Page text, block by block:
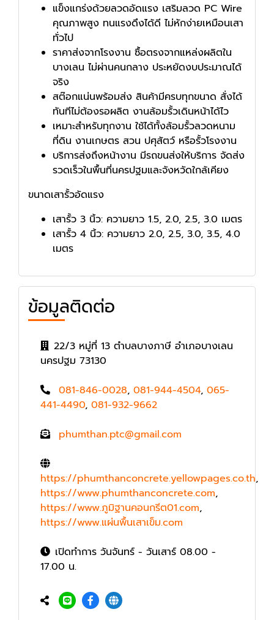
แข็งแกร่งด้วยลวดอัดแรง เสริมลวด PC Wire
คุณภาพสูง ทนแรงดึงได้ดี ไม่หักง่ายเหมือนเสา
ทั่วไป
ราคาส่งจากโรงงาน ซื้อตรงจากแหล่งผลิตใน
บางเลน ไม่ผ่านคนกลาง ประหยัดงบประมาณได้
จริง
สต๊อกแน่นพร้อมส่ง สินค้ามีครบทุกขนาด สั่งได้
ทันทีไม่ต้องรอผลิต งานล้อมรั้วเดินหน้าได้ไว
เหมาะสำหรับทุกงาน ใช้ได้ทั้งล้อมรั้วลวดหนาม
ที่ดิน งานเกษตร สวน ปศุสัตว์ หรือรั้วโรงงาน
บริการส่งถึงหน้างาน มีรถขนส่งให้บริการ จัดส่ง
รวดเร็วในพื้นที่นครปฐมและจังหวัดใกล้เคียง
ขนาดเสารั้วอัดแรง
เสารั้ว 3 นิ้ว: ความยาว 1.5, 2.0, 2.5, 3.0 เมตร
เสารั้ว 4 นิ้ว: ความยาว 2.0, 2.5, 3.0, 3.5, 4.0
เมตร
ข้อมูลติดต่อ
22/3 หมู่ที่ 13 ตำบลบางภาษี อำเภอบางเลน
นครปฐม 73130
081-846-0028, 081-944-4504, 065-
441-4490, 081-932-9662
phumthan.ptc@gmail.com
https://phumthanconcrete.yellowpages.co.th,
https://www.phumthanconcrete.com,
https://www.ภูมิฐานคอนกรีต01.com,
https://www.แผ่นพื้นเสาเข็ม.com
เปิดทำการ วันจันทร์ - วันเสาร์ 08.00 -
17.00 น.